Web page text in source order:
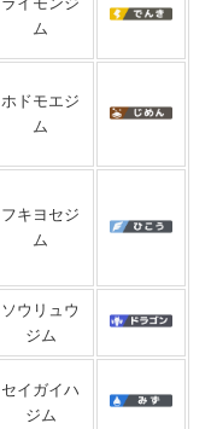
ム
ホドモエジ
ム
フキヨセジ
ム
ソウリュウ
ジム
セイガイハ
ジム